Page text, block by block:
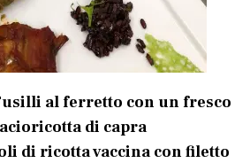
al ferretto con un fresco
di capra
di ricotta vaccina con filetto